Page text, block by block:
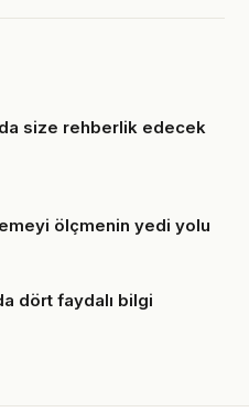
size rehberlik edecek
ölçmenin yedi yolu
dört faydalı bilgi